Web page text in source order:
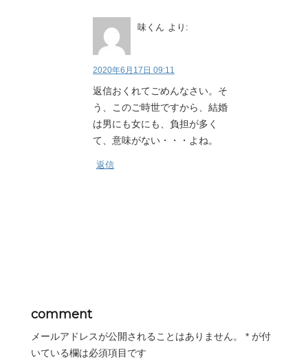
味くん より:
2020年6月17日 09:11
返信おくれてごめんなさい。そ
う、このご時世ですから、結婚
は男にも女にも、負担が多く
て、意味がない・・・よね。
返信
comment
メールアドレスが公開されることはありません。 * が付
いている欄は必須項目です